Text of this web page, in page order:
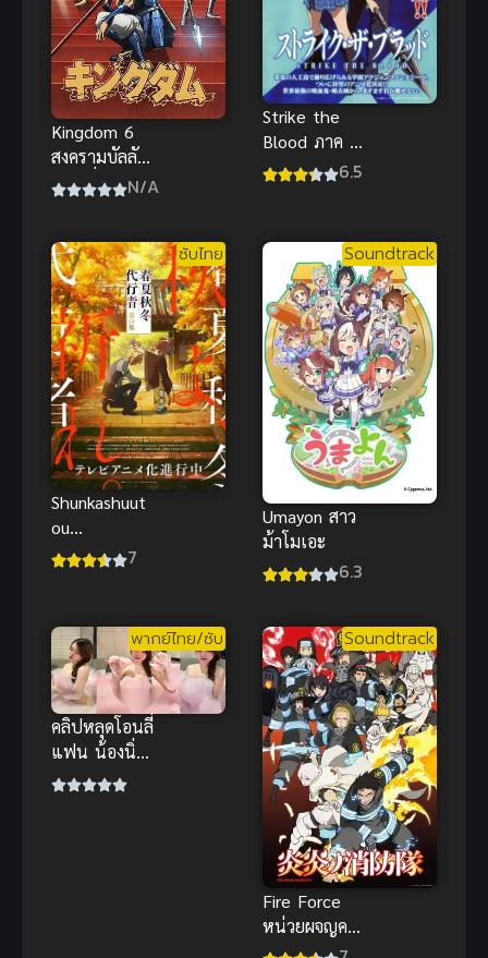
Kingdom 6
สงครามบัลลังก์
ผงาดจิ๋นซี ภาค
N/A
Strike the
Blood ภาค 1
(2013) สาย6.5
ซับไทย
Shunkashuut
ou
Daikousha:
พิทักษ์ฤดูกาล
ภาควสันตลีลา
(ซับไทย)
7
Soundtrack
Umayon สาว
ม้าโมเอะ
6.3
พากย์ไทย/ซับ
คลิปหลุดโอนลี่
แฟน น้องนิ่ม
สาวหมวยหน้า
Soundtrack
Fire Force
หน่วยผจญคน
ไฟลุก ภาค 1